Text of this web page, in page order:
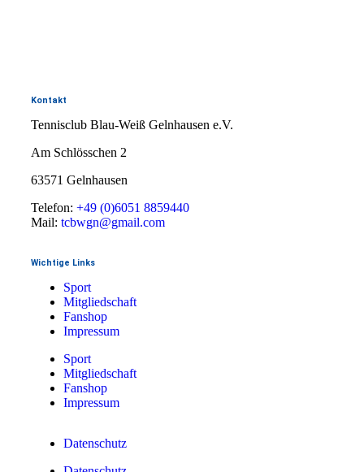
Kontakt
Tennisclub Blau-Weiß Gelnhausen e.V.
Am Schlösschen 2
63571 Gelnhausen
Telefon: +49 (0)6051 8859440
Mail: tcbwgn@gmail.com
Wichtige Links
Sport
Mitgliedschaft
Fanshop
Impressum
Sport
Mitgliedschaft
Fanshop
Impressum
Datenschutz